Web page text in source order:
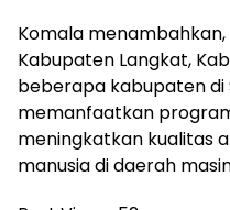
Komala
Kabupaten Langkat,
beberapa kabupaten
memanfaatkan
meningkatkan kualitas
manusia di daerah